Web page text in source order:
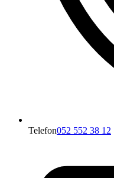
Telefon052 552 38 12